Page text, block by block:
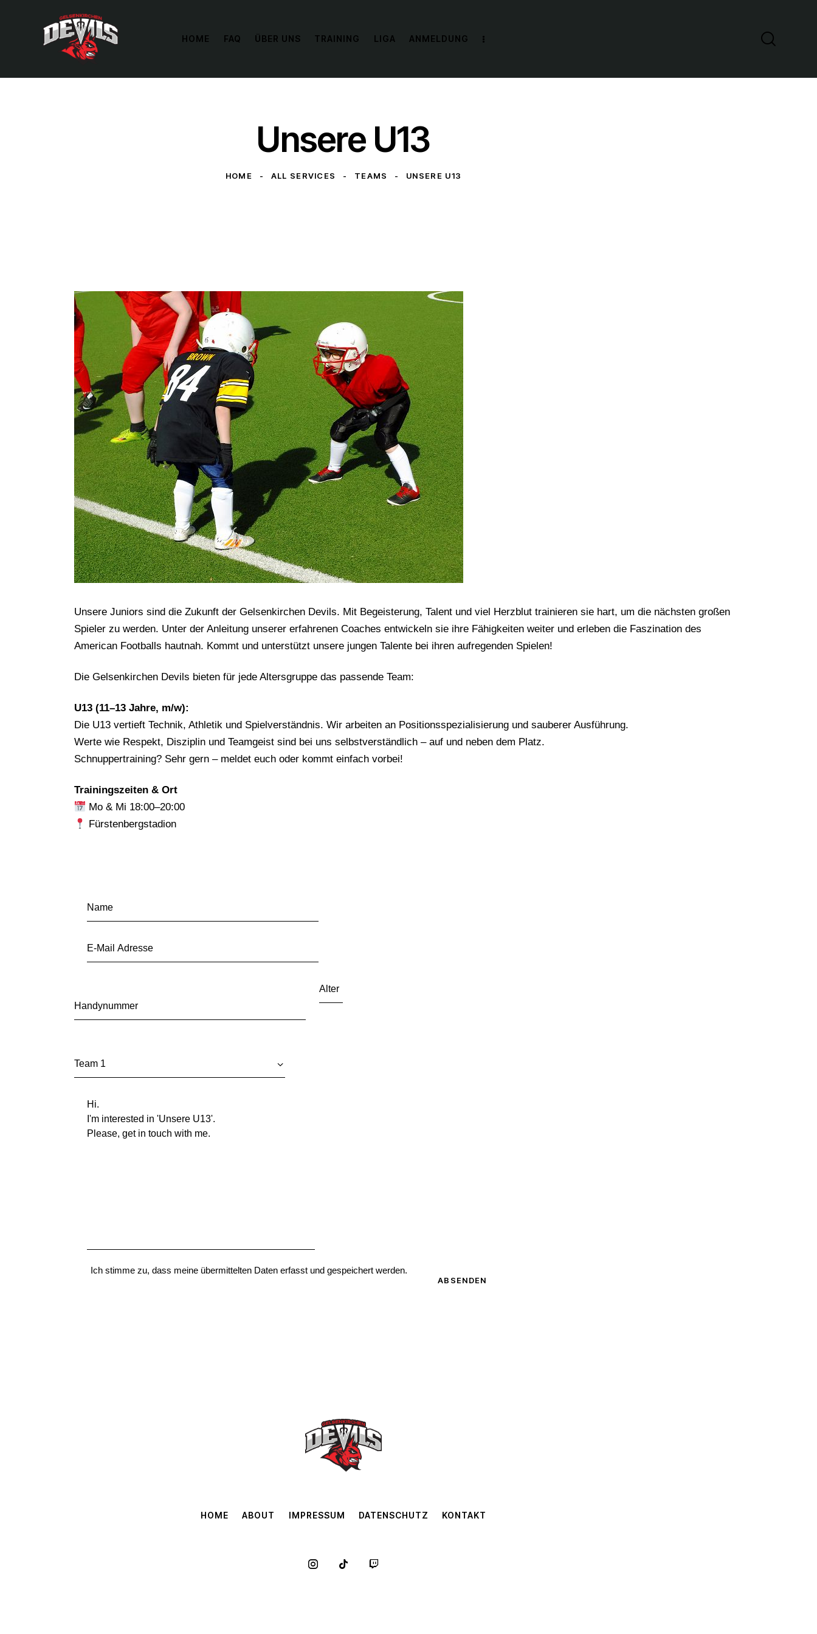
HOME FAQ ÜBER UNS TRAINING LIGA ANMELDUNG
Unsere U13
HOME ALL SERVICES TEAMS UNSERE U13
Unsere Juniors sind die Zukunft der Gelsenkirchen Devils. Mit Begeisterung, Talent und viel Herzblut trainieren sie hart, um die nächsten großen
Spieler zu werden. Unter der Anleitung unserer erfahrenen Coaches entwickeln sie ihre Fähigkeiten weiter und erleben die Faszination des
American Footballs hautnah. Kommt und unterstützt unsere jungen Talente bei ihren aufregenden Spielen!
Die Gelsenkirchen Devils bieten für jede Altersgruppe das passende Team:
U13 (11–13 Jahre, m/w):
Die U13 vertieft Technik, Athletik und Spielverständnis. Wir arbeiten an Positionsspezialisierung und sauberer Ausführung.
Werte wie Respekt, Disziplin und Teamgeist sind bei uns selbstverständlich – auf und neben dem Platz.
Schnuppertraining? Sehr gern – meldet euch oder kommt einfach vorbei!
Trainingszeiten & Ort
Mo & Mi 18:00–20:00
Fürstenbergstadion
Ich stimme zu, dass meine übermittelten Daten erfasst und gespeichert werden.
HOME ABOUT IMPRESSUM DATENSCHUTZ KONTAKT